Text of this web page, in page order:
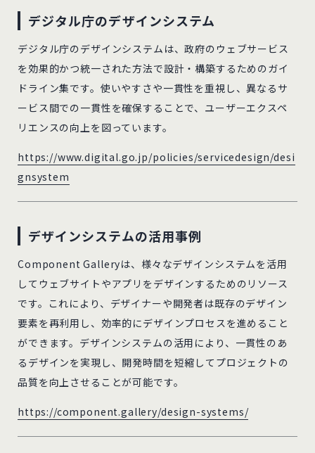
デジタル庁のデザインシステム
デジタル庁のデザインシステムは、政府のウェブサービス
を効果的かつ統一された方法で設計・構築するためのガイ
ドライン集です。使いやすさや一貫性を重視し、異なるサ
ービス間での一貫性を確保することで、ユーザーエクスペ
リエンスの向上を図っています。
https://www.digital.go.jp/policies/servicedesign/desi
gnsystem
デザインシステムの活用事例
Component Galleryは、様々なデザインシステムを活用
してウェブサイトやアプリをデザインするためのリソース
です。これにより、デザイナーや開発者は既存のデザイン
要素を再利用し、効率的にデザインプロセスを進めること
ができます。デザインシステムの活用により、一貫性のあ
るデザインを実現し、開発時間を短縮してプロジェクトの
品質を向上させることが可能です。
https://component.gallery/design-systems/